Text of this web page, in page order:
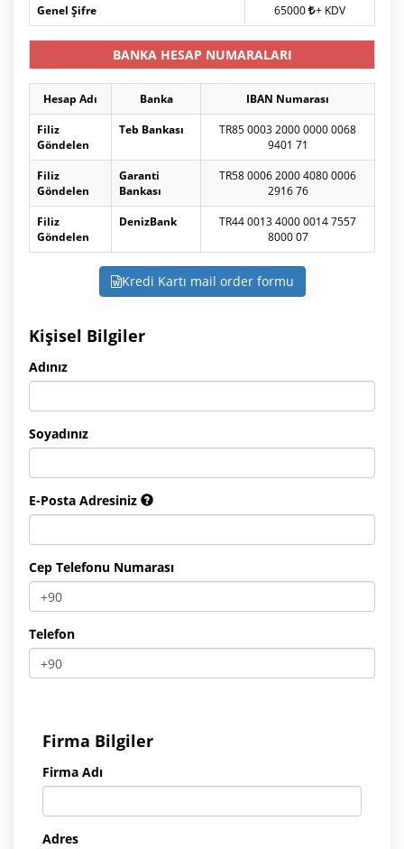
Genel Şifre
65000 + KDV
BANKA HESAP NUMARALARI
Hesap Adı Banka
IBAN Numarası
Filiz
Göndelen
Teb Bankası
TR85 0003 2000 0000 0068
9401 71
Filiz
Göndelen
Garanti
Bankası
TR58 0006 2000 4080 0006
2916 76
Filiz
Göndelen
DenizBank
TR44 0013 4000 0014 7557
8000 07
Kredi Kartı mail order formu
Kişisel Bilgiler
Adınız
Soyadınız
E-Posta Adresiniz
Cep Telefonu Numarası
Telefon
Firma Bilgiler
Firma Adı
Adres